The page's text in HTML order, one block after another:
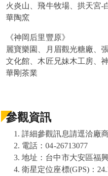
火炎山、飛牛牧場、拱天宮-
華陶窯
《神岡后里豐原》
麗寶樂園、月眉觀光糖廠、
文化館、木匠兄妹木工房、
華剛茶業
參觀資訊
詳細參觀訊息請逕洽廠
電話：04-26713077
地址：台中市大安區福
衛星定位座標(GPS)：